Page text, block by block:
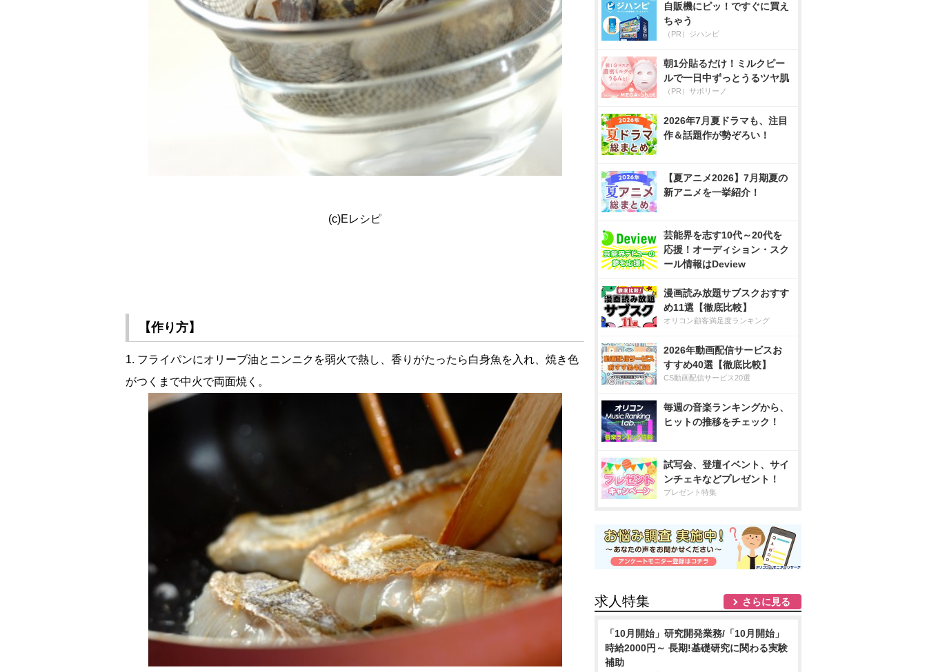
(c)Eレシピ
【作り方】
1. フライパンにオリーブ油とニンニクを弱火で熱し、香りがたったら白身魚を入れ、焼き色
がつくまで中火で両面焼く。
自販機にピッ！ですぐに買え
ちゃう
（PR）ジハンピ
朝1分貼るだけ！ミルクピー
ルで一日中ずっとうるツヤ肌
（PR）サボリーノ
2026年7月夏ドラマも、注目
作＆話題作が勢ぞろい！
【夏アニメ2026】7月期夏の
新アニメを一挙紹介！
芸能界を志す10代～20代を
応援！オーディション・スク
ール情報はDeview
漫画読み放題サブスクおすす
め11選【徹底比較】
オリコン顧客満足度ランキング
2026年動画配信サービスお
すすめ40選【徹底比較】
CS動画配信サービス20選
毎週の音楽ランキングから、
ヒットの推移をチェック！
試写会、登壇イベント、サイ
ンチェキなどプレゼント！
プレゼント特集
求人特集 さらに見る
「10月開始」研究開発業務/「10月開始」
時給2000円～ 長期!基礎研究に関わる実験
補助